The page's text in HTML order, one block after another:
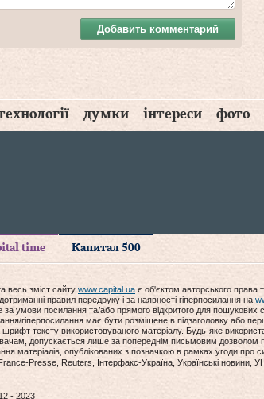
Добавить комментарий
думки інтереси фото
time Капитал 500
весь зміст сайту www.capital.ua є об'єктом авторського права
правил передруку і за наявності гіперпосилання на
за умови посилання та/або прямого відкритого для
гіперпосилання має бути розміщене в підзаголовку або
тексту використовуваного матеріалу. Будь-яке
допускається лише за попереднім письмовим дозволом
матеріалів, опублікованих з позначкою в рамках угоди про
Presse, Reuters, Інтерфакс-Україна, Українські новини,
- 2023